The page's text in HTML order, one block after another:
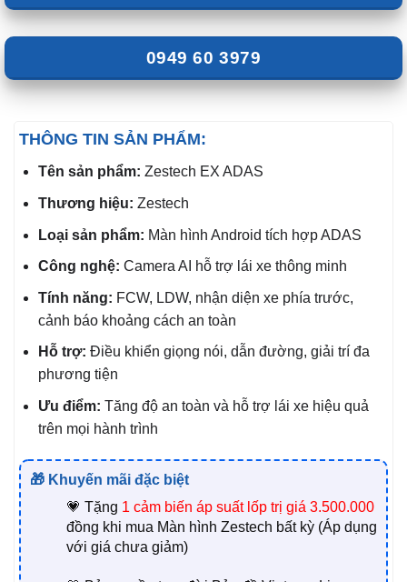
0949 60 3979
THÔNG TIN SẢN PHẨM:
Tên sản phẩm: Zestech EX ADAS
Thương hiệu: Zestech
Loại sản phẩm: Màn hình Android tích hợp ADAS
Công nghệ: Camera AI hỗ trợ lái xe thông minh
Tính năng: FCW, LDW, nhận diện xe phía trước,
cảnh báo khoảng cách an toàn
Hỗ trợ: Điều khiển giọng nói, dẫn đường, giải trí đa
phương tiện
Ưu điểm: Tăng độ an toàn và hỗ trợ lái xe hiệu quả
trên mọi hành trình
🎁 Khuyến mãi đặc biệt
💗 Tặng 1 cảm biến áp suất lốp trị giá 3.500.000
đồng khi mua Màn hình Zestech bất kỳ (Áp dụng
với giá chưa giảm)